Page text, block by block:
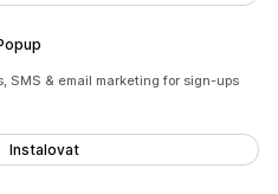
SMS & email marketing for sign-ups
Instalovat